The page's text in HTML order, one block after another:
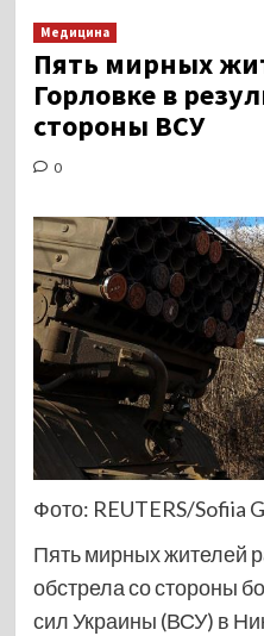
Медицина
Пять мирных
Горловке в
стороны ВСУ
0
Фото: REUTERS/Sofiia
Пять мирных жителей
обстрела со стороны
сил Украины (ВСУ) в